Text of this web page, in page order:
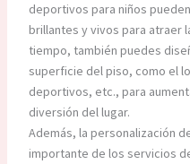
deportivos para niños
brillantes y vivos para atraer
tiempo, también puedes
superficie del piso, como el
deportivos, etc., para
diversión del lugar.​
Además, la personalización
importante de los servicios